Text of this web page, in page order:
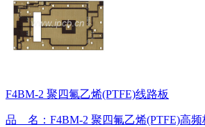
F4BM-2 聚四氟乙烯(PTFE)线路板
品 名：F4BM-2 聚四氟乙烯(PTFE)高频